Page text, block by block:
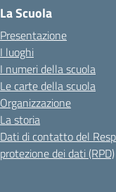
La Scuola
Presentazione
I luoghi
I numeri della scuola
Le carte della scuola
Organizzazione
La storia
Dati di contatto del
protezione dei dati (RPD)